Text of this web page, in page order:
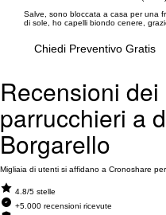
Salve, sono bloccata a casa per una
di sole, ho capelli biondo cenere,
Chiedi Preventivo Gratis
Recensioni
parrucchieri a
Borgarello
Migliaia di utenti si affidano a Cronoshare
4.8/5 stelle
+5.000 recensioni ricevute